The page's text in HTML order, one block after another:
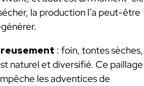
la production l’a peut-être
: foin, tontes sèches,
naturel et diversifié. Ce paillage
les adventices de